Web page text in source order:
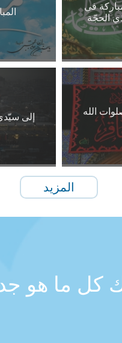
في
الحجّة
الله
إلى
المزيد
كل ما هو